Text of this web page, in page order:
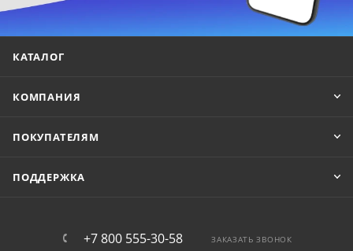
КАТАЛОГ
КОМПАНИЯ
ПОКУПАТЕЛЯМ
ПОДДЕРЖКА
+7 800 555-30-58 ЗАКАЗАТЬ ЗВОНОК